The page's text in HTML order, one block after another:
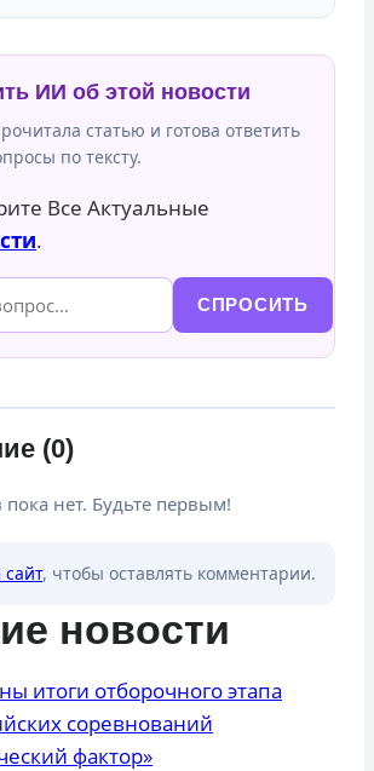
ИИ об этой новости
статью и готова ответить
по тексту.
Все Актуальные
.
СПРОСИТЬ
(0)
нет. Будьте первым!
, чтобы оставлять комментарии.
новости
итоги отборочного этапа
соревнований
фактор»